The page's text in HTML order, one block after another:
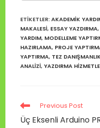
ETIKETLER:AKADEMIK
MAKALESI, ESSAY YAZDIRMA,
YARDIM, MODELLEME
HAZIRLAMA, PROJE
YAPTIRMA, TEZ
ANALIZI, YAZDIRMA
Previous Post
Üç Eksenli Arduino